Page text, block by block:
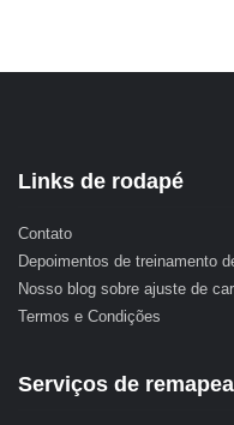
Links de rodapé
Contato
Depoimentos de treinamento
Nosso blog sobre ajuste de
Termos e Condições
Serviços de